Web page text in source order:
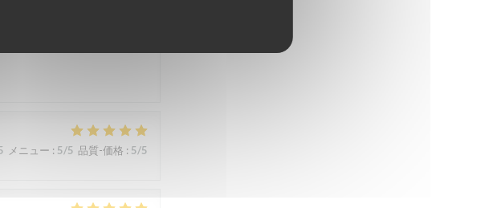
メニュー : 5/5 品質-価格 : 5/5